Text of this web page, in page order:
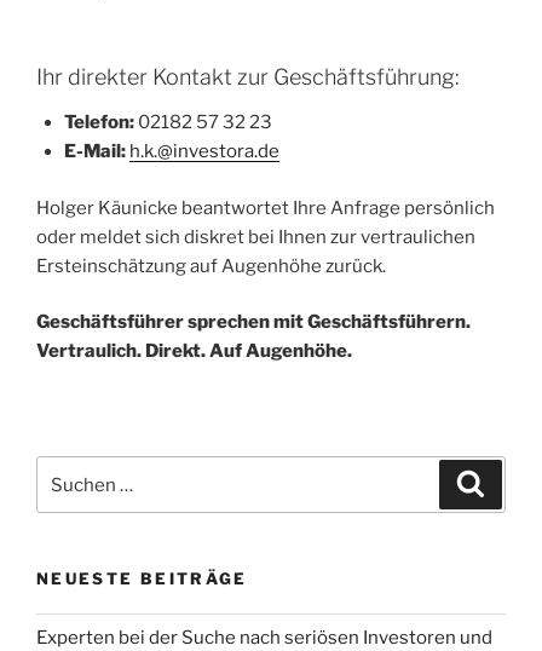
Ihr direkter Kontakt zur Geschäftsführung:
Telefon:02182 57 32 23
E-Mail: h.k.@investora.de
Holger Käunicke beantwortet Ihre Anfrage persönlich
oder meldet sich diskret bei Ihnen zur vertraulichen
Ersteinschätzung auf Augenhöhe zurück.
Geschäftsführer sprechen mit Geschäftsführern.
Vertraulich. Direkt. Auf Augenhöhe.
nach:
NEUESTE BEITRÄGE
Experten bei der Suche nach seriösen Investoren und